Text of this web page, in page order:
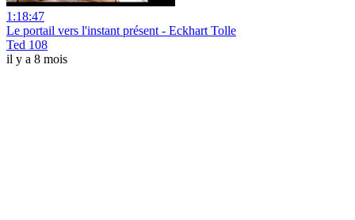
1:18:47
Le portail vers l'instant présent - Eckhart Tolle
Ted 108
il y a 8 mois